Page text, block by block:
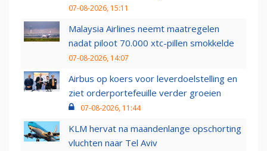
07-08-2026, 15:11
Malaysia Airlines neemt maatregelen
nadat piloot 70.000 xtc-pillen smokkelde
07-08-2026, 14:07
Airbus op koers voor leverdoelstelling en
ziet orderportefeuille verder groeien
07-08-2026, 11:44
KLM hervat na maandenlange opschorting
vluchten naar Tel Aviv